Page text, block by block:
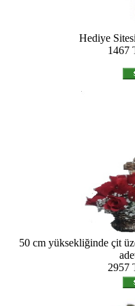
Hediye
1467
50 cm yüksekliğinde çit
2957